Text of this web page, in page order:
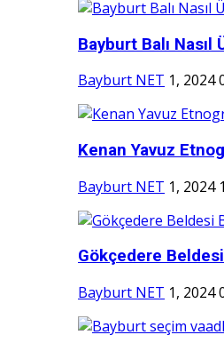
Bayburt Balı Nasıl
Bayburt NET 1, 2024
Kenan Yavuz
Bayburt NET 1, 2024 1
Gökçedere
Bayburt NET 1, 2024